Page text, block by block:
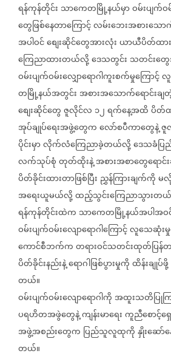
ရန်ကုန်တိုင်း သာကေတမြို့နယ်မှာဝမ်းပျက်ဝ
တွေဖြစ်နေတာကြောင့်လမ်းဘေးအစားသေ
အပါဝင်စျေးဆိုင်တွေအားလုံးယာယီပိတ်ထာ
ကြေညာထားတယ်လို့ဒေသတွင်း သတင်းတွ
ဝမ်းပျက်ဝမ်းလျှောရောဂါကူးစက်မှုကြောင့်
တမြို့နယ်အတွင်းအစားအသောက်ရောင်းချ
စျေးဆိုင်တွေဇူလိုင်လ ၁၂ရက်နေ့အထိပိတ်
အုပ်ချုပ်ရေးအဖွဲ့တွေကလော်စပီကာတွေနဲ့
ပိုင်းမှာလိုက်လံကြေညာခဲ့တယ်လို့ဒေသခံပ
လက်သုပ်စုံတုတ်ထိုးနဲ့အစားအစာတွေရောင်
ပိတ်ခိုင်းထားတာဖြစ်ပြီး ညွှန်ကြားချက်ကိုမ
အရေးယူမယ်လို့ထည့်သွင်းကြေညာသွားတ
ရန်ကုန်တိုင်းထဲက သာကေတမြို့နယ်အပါအဝ
ဝမ်းပျက်ဝမ်းလျောရောဂါကြောင့်လူသေဆုံး
ကောင်စီဘက်ကတရားဝင်သတင်းထုတ်ပြန်
ပိတ်ခိုင်းနည်းနဲ့ရောဂါဖြစ်ပွားမှုကိုထိန်းချုပ်ဖို့
တယ်။
ဝမ်းပျက်ဝမ်းလျောရောဂါကိုအထူးသတိပြုက
ပရဟိတအဖွဲတွေနဲ့ကျန်းမာရေးကူညီစောင့်ရှ
အဖွဲ့အစည်းတွေက ပြည်သူလူထုကိုနှိုးဆေ
တယ်။